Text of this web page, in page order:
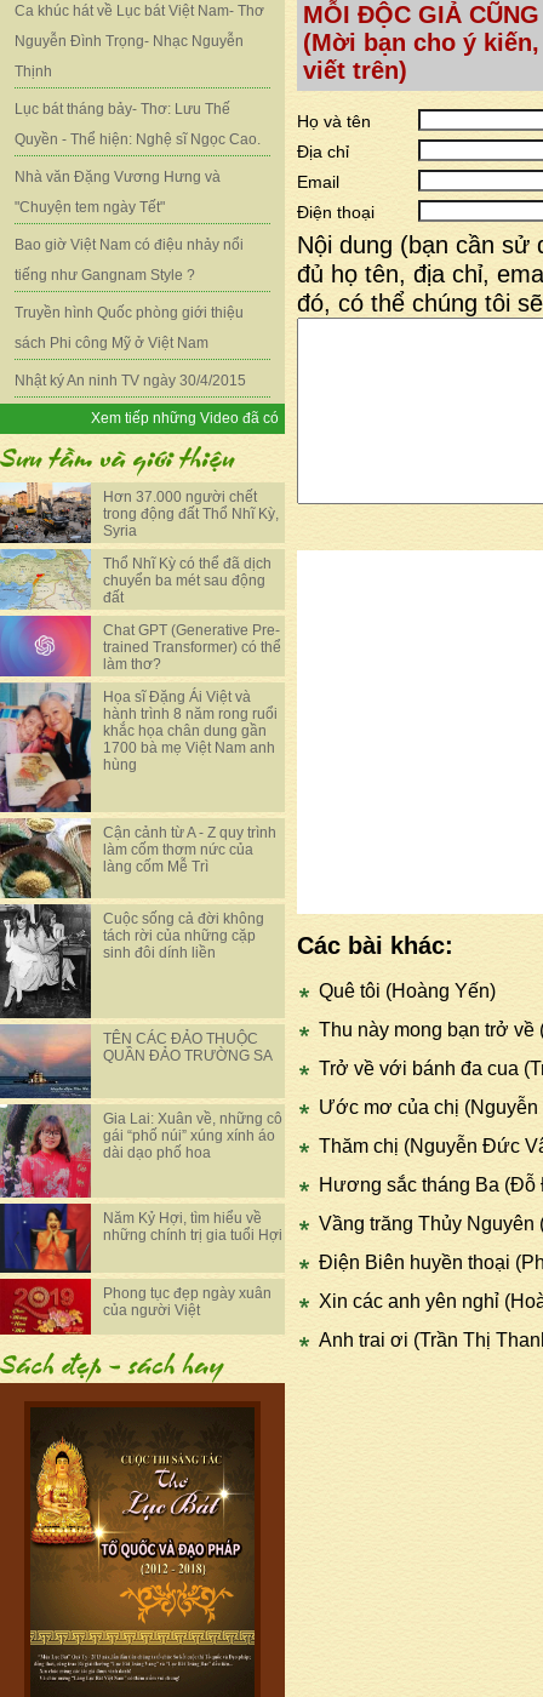
Ca khúc hát về Lục bát Việt Nam- Thơ
Nguyễn Đình Trọng- Nhạc Nguyễn
Thịnh
Lục bát tháng bảy- Thơ: Lưu Thế
Quyền - Thể hiện: Nghệ sĩ Ngọc Cao.
Nhà văn Đặng Vương Hưng và
"Chuyện tem ngày Tết"
Bao giờ Việt Nam có điệu nhảy nổi
tiếng như Gangnam Style ?
Truyền hình Quốc phòng giới thiệu
sách Phi công Mỹ ở Việt Nam
Nhật ký An ninh TV ngày 30/4/2015
Xem tiếp những Video đã có
Hơn 37.000 người chết
trong động đất Thổ Nhĩ Kỳ,
Syria
Thổ Nhĩ Kỳ có thể đã dịch
chuyển ba mét sau động
đất
Chat GPT (Generative Pre-
trained Transformer) có thể
làm thơ?
Họa sĩ Đặng Ái Việt và
hành trình 8 năm rong ruổi
khắc họa chân dung gần
1700 bà mẹ Việt Nam anh
hùng
Cận cảnh từ A - Z quy trình
làm cốm thơm nức của
làng cốm Mễ Trì
Cuộc sống cả đời không
tách rời của những cặp
sinh đôi dính liền
TÊN CÁC ĐẢO THUỘC
QUẦN ĐẢO TRƯỜNG SA
Gia Lai: Xuân về, những cô
gái “phố núi” xúng xính áo
dài dạo phố hoa
Năm Kỷ Hợi, tìm hiểu về
những chính trị gia tuổi Hợi
Phong tục đẹp ngày xuân
của người Việt
MỖI ĐỘC GIẢ
(Mời bạn cho ý
viết trên)
Họ và tên
Địa chỉ
Email
Điện thoại
Nội dung (bạn cần sử
đủ họ tên, địa chỉ,
đó, có thể chúng tôi
Các bài khác:
Quê tôi (Hoàng Yến)
Thu này mong bạn trở về
Trở về với bánh đa cua
Ước mơ của chị (Nguyễn
Thăm chị (Nguyễn Đức
Hương sắc tháng Ba (Đỗ
Vầng trăng Thủy Nguyên
Điện Biên huyền thoại
Xin các anh yên nghỉ
Anh trai ơi (Trần Thị